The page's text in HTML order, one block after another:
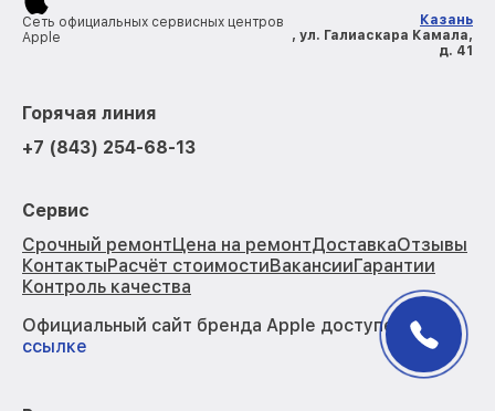
Сеть официальных сервисных центров
Apple
Казань
, ул. Галиаскара Камала,
д. 41
Горячая линия
+7 (843) 254-68-13
Сервис
Срочный ремонтЦена на ремонтДоставкаОтзывы
КонтактыРасчёт стоимостиВакансииГарантии
Контроль качества
Официальный сайт бренда Apple доступен по
ссылке